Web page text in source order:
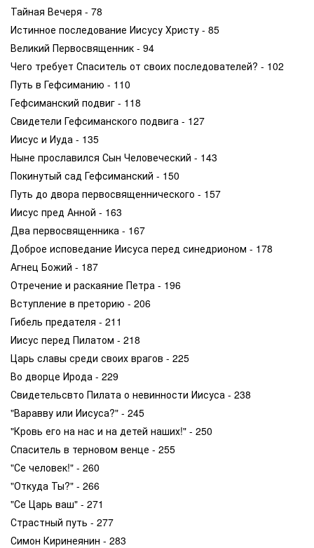
Тайная Вечеря - 78
Истинное последование Иисусу Христу - 85
Великий Первосвященник - 94
Чего требует Спаситель от своих последователей? - 102
Путь в Гефсиманию - 110
Гефсиманский подвиг - 118
Свидетели Гефсиманского подвига - 127
Иисус и Иуда - 135
Ныне прославился Сын Человеческий - 143
Покинутый сад Гефсиманский - 150
Путь до двора первосвященнического - 157
Иисус пред Анной - 163
Два первосвященника - 167
Доброе исповедание Иисуса перед синедрионом - 178
Агнец Божий - 187
Отречение и раскаяние Петра - 196
Вступление в преторию - 206
Гибель предателя - 211
Иисус перед Пилатом - 218
Царь славы среди своих врагов - 225
Во дворце Ирода - 229
Свидетельсвто Пилата о невинности Иисуса - 238
"Варавву или Иисуса?" - 245
"Кровь его на нас и на детей наших!" - 250
Спаситель в терновом венце - 255
"Се человек!" - 260
"Откуда Ты?" - 266
"Се Царь ваш" - 271
Страстный путь - 277
Симон Киринеянин - 283